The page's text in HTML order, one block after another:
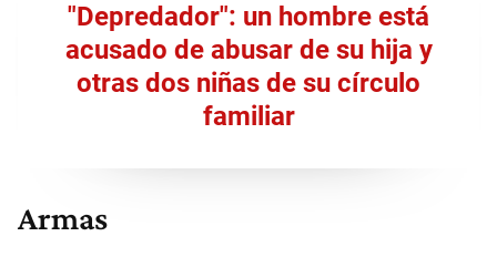
"Depredador": un hombre está
acusado de abusar de su hija y
otras dos niñas de su círculo
familiar
Armas